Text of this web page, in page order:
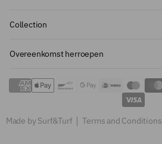
off on your first order.
Collection
Overeenkomst herroepen
Made by Surf&Turf Terms and Conditions